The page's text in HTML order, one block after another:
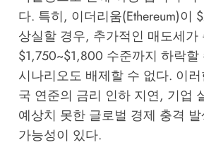
다. 특히, 이더리움(Ethereum)이
상실할 경우, 추가적인 매도세가
$1,750~$1,800 수준까지 하락할
시나리오도 배제할 수 없다. 이
국 연준의 금리 인하 지연, 기업
예상치 못한 글로벌 경제 충격
가능성이 있다.